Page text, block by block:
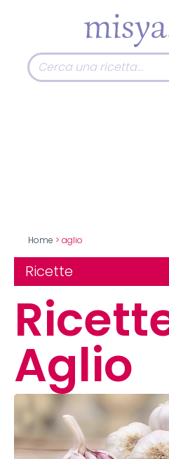
Home > aglio
Ricette
Aglio